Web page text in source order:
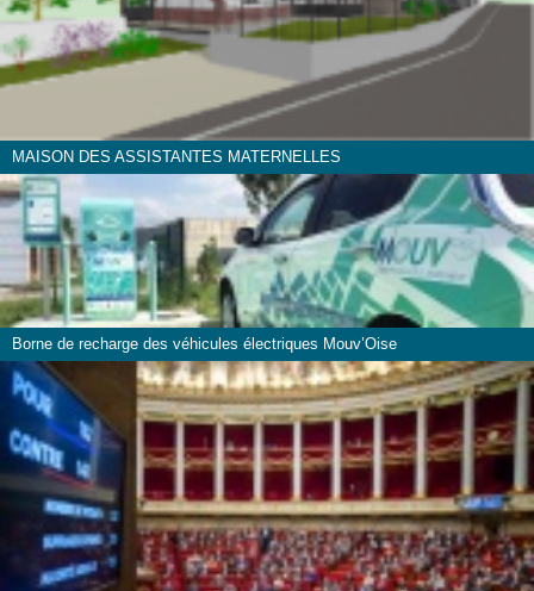
MAISON DES ASSISTANTES MATERNELLES
Borne de recharge des véhicules électriques Mouv’Oise